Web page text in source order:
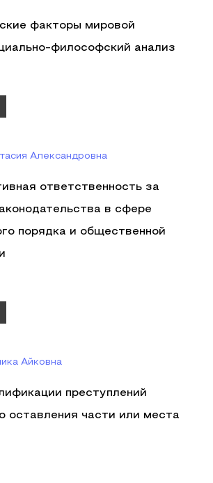
факторы мировой
философский анализ
Александровна
ответственность за
в сфере
порядка и общественной
Айковна
преступлений
оставления части или места